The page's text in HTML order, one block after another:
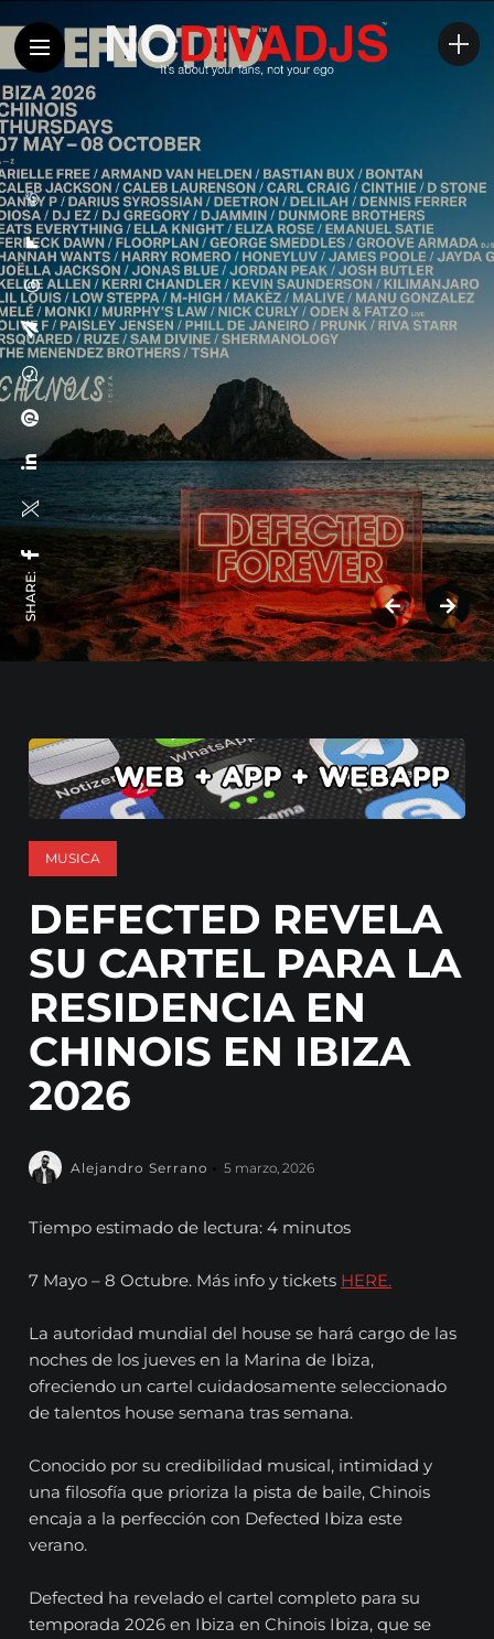
SHARE:
MUSICA
DEFECTED REVELA
SU CARTEL PARA LA
RESIDENCIA EN
CHINOIS EN IBIZA
2026
Alejandro Serrano 5 marzo, 2026
Tiempo estimado de lectura: 4 minutos
7 Mayo – 8 Octubre. Más info y tickets HERE.
La autoridad mundial del house se hará cargo de las
noches de los jueves en la Marina de Ibiza,
ofreciendo un cartel cuidadosamente seleccionado
de talentos house semana tras semana.
Conocido por su credibilidad musical, intimidad y
una filosofía que prioriza la pista de baile, Chinois
encaja a la perfección con Defected Ibiza este
verano.
Defected ha revelado el cartel completo para su
temporada 2026 en Ibiza en Chinois Ibiza, que se